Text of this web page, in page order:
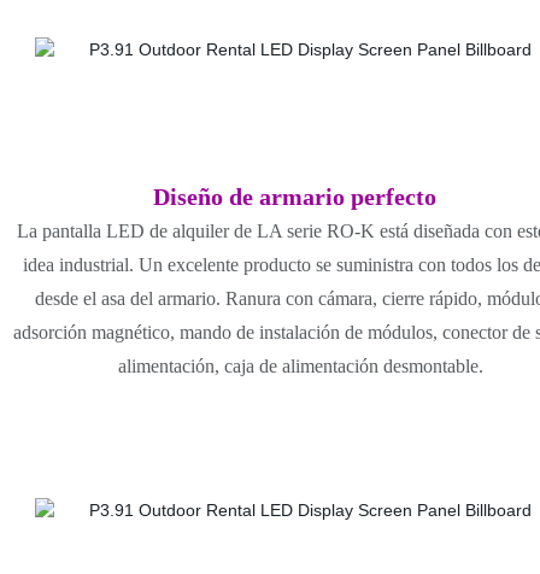
Diseño de armario perfecto
La pantalla LED de alquiler de LA serie RO-K está diseñada con
idea industrial. Un excelente producto se suministra con todos los
desde el asa del armario. Ranura con cámara, cierre rápido,
adsorción magnético, mando de instalación de módulos, conector de
alimentación, caja de alimentación desmontable.